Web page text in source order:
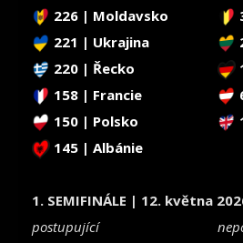
226 | Moldavsko
221 | Ukrajina
220 | Řecko
158 | Francie
150 | Polsko
145 | Albánie
1. SEMIFINÁLE | 12. května
postupující